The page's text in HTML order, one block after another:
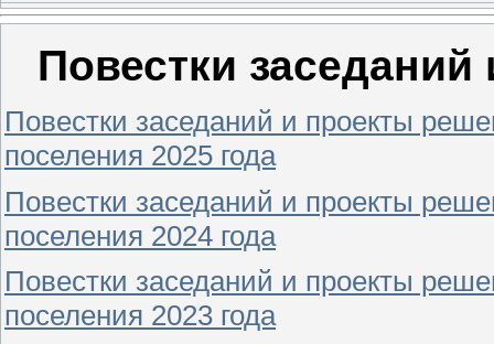
Повестки
Повестки заседаний и проекты
поселения 2025 года
Повестки заседаний и проекты
поселения 2024 года
Повестки заседаний и проекты
поселения 2023 года